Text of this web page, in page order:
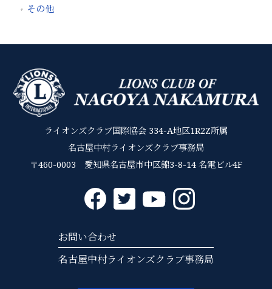
その他
ライオンズクラブ国際協会 334-A地区1R2Z所属
名古屋中村ライオンズクラブ事務局
〒460-0003 愛知県名古屋市中区錦3-8-14 名電ビル4F
お問い合わせ
名古屋中村ライオンズクラブ事務局